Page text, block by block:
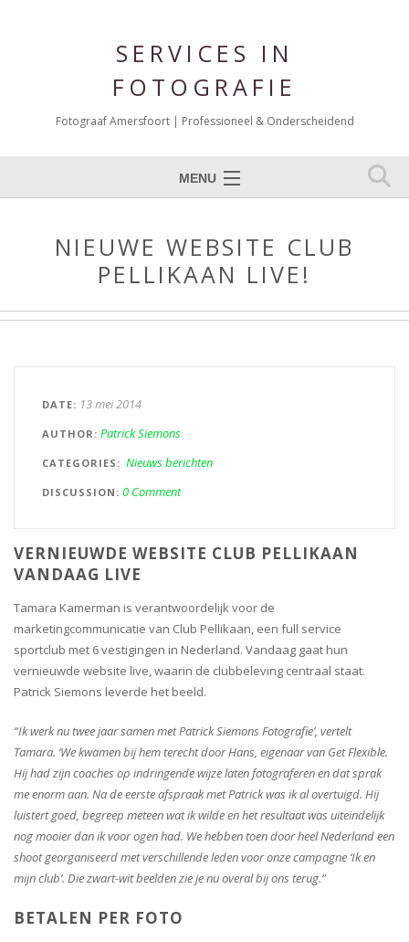
SERVICES IN
FOTOGRAFIE
Fotograaf Amersfoort | Professioneel & Onderscheidend
MENU
Portfolio Fotografie
Reviews
NIEUWE WEBSITE CLUB
PELLIKAAN LIVE!
DATE 13 mei 2014
AUTHOR Patrick Siemons
CATEGORIES Nieuws berichten
DISCUSSION 0 Comment
VERNIEUWDE WEBSITE CLUB PELLIKAAN
VANDAAG LIVE
Tamara Kamerman is verantwoordelijk voor de
marketingcommunicatie van Club Pellikaan, een full service
sportclub met 6 vestigingen in Nederland. Vandaag gaat hun
vernieuwde website live, waarin de clubbeleving centraal staat.
Patrick Siemons leverde het beeld.
“Ik werk nu twee jaar samen met Patrick Siemons Fotografie’, vertelt
Tamara. ‘We kwamen bij hem terecht door Hans, eigenaar van Get Flexible.
Hij had zijn coaches op indringende wijze laten fotograferen en dat sprak
me enorm aan. Na de eerste afspraak met Patrick was ik al overtuigd. Hij
luistert goed, begreep meteen wat ik wilde en het resultaat was uiteindelijk
nog mooier dan ik voor ogen had. We hebben toen door heel Nederland een
shoot georganiseerd met verschillende leden voor onze campagne ‘Ik en
mijn club’. Die zwart-wit beelden zie je nu overal bij ons terug.”
BETALEN PER FOTO